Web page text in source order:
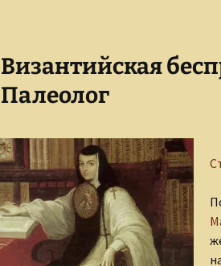
Византийская
Палеолог